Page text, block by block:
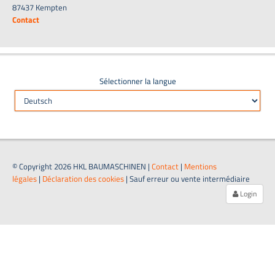
87437 Kempten
Contact
Sélectionner la langue
© Copyright 2026 HKL BAUMASCHINEN | Contact | Mentions
légales | Déclaration des cookies | Sauf erreur ou vente intermédiaire
Login